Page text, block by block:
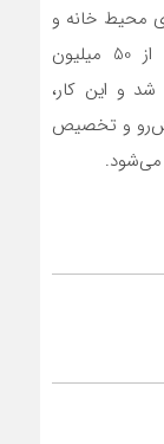
2 درجه‌ای دمای محیط خانه و
محل کار توسط هر شهروند ایرانی، بیش از 50 میلیون
و این کار،
و تخصیص
می‌شود.